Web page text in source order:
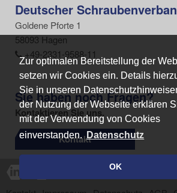
Zur optimalen Bereitstellung der
setzen wir Cookies ein. Details
Sie in unseren
der Nutzung der Webseite erklären
mit der Verwendung von Cookies
einverstanden. Datenschutz
OK
Zur optimalen Bereitstellung der
setzen wir Cookies ein. Details
Sie in unseren
der Nutzung der Webseite erklären
mit der Verwendung von Cookies
einverstanden. Datenschutz
OK
Deutscher
Goldene Pforte 1
58093 Hagen
+49-2331-9588-11
Sie haben noch Fragen?
Kontaktieren Sie uns.
Kontakt